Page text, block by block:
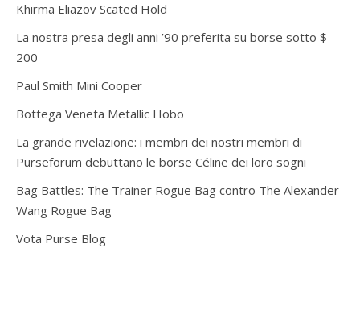
Khirma Eliazov Scated Hold
La nostra presa degli anni ’90 preferita su borse sotto $
200
Paul Smith Mini Cooper
Bottega Veneta Metallic Hobo
La grande rivelazione: i membri dei nostri membri di
Purseforum debuttano le borse Céline dei loro sogni
Bag Battles: The Trainer Rogue Bag contro The Alexander
Wang Rogue Bag
Vota Purse Blog